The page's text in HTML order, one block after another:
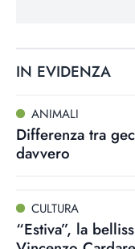
IN EVIDENZA
ANIMALI
Differenza tra
davvero
CULTURA
“Estiva”, la